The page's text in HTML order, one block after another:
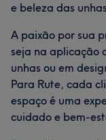
e beleza das
A paixão por sua
seja na aplicação
unhas ou em
Para Rute, cada
espaço é uma
cuidado e bem-